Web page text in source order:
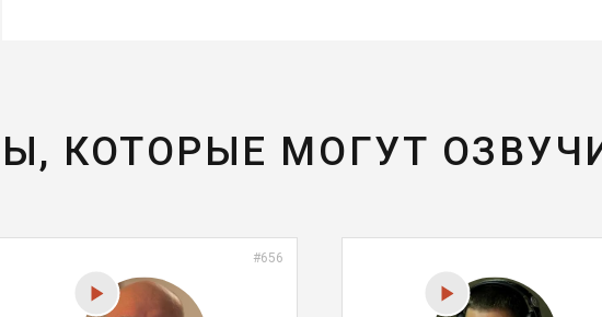
КОТОРЫЕ МОГУТ
#656